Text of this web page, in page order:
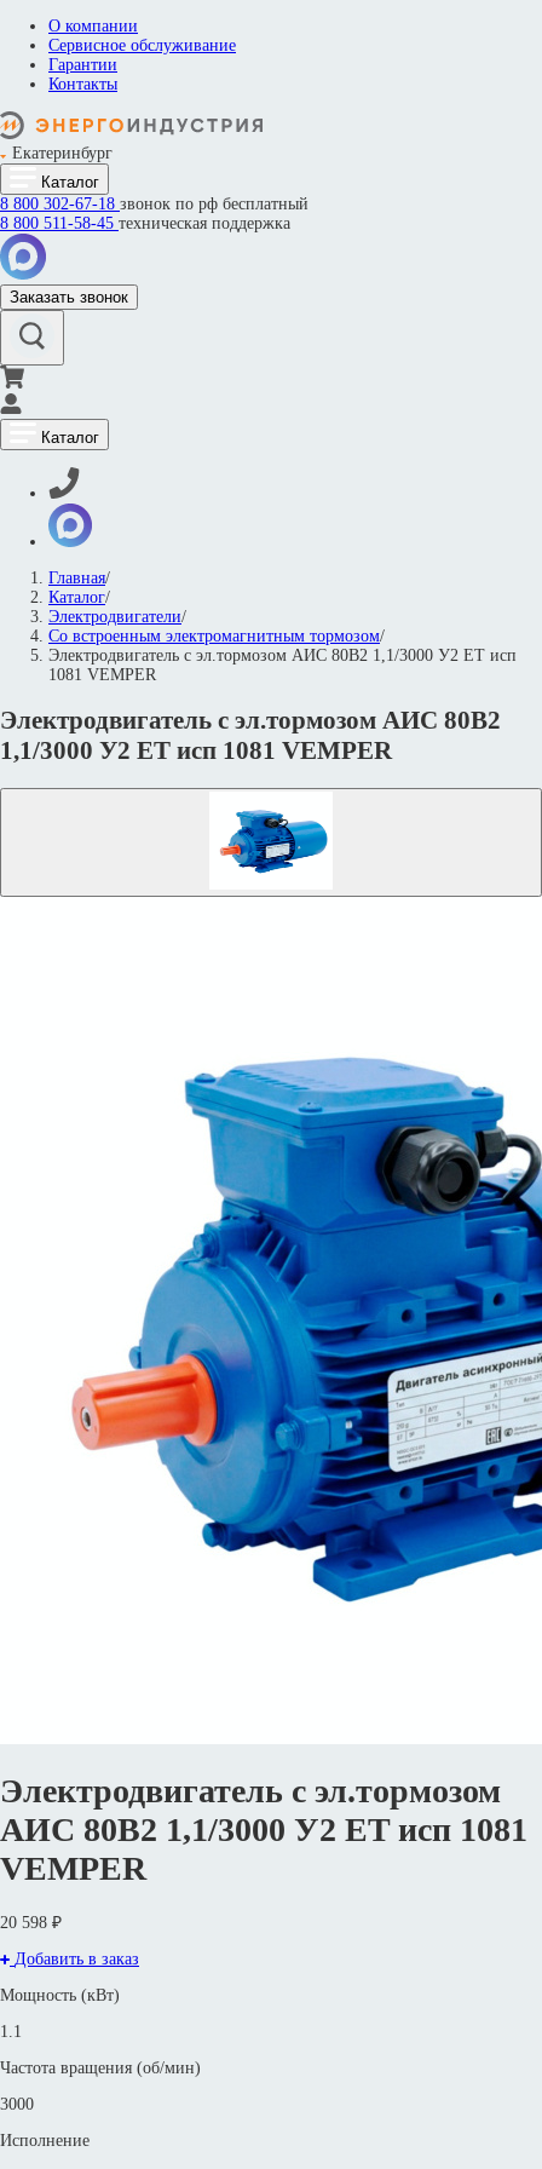
О компании
Сервисное обслуживание
Гарантии
Контакты
Екатеринбург
Каталог
8 800 302-67-18 звонок по рф бесплатный
8 800 511-58-45 техническая поддержка
Заказать звонок
Каталог
Главная/
Каталог/
Электродвигатели/
Со встроенным электромагнитным тормозом/
Электродвигатель с эл.тормозом АИС 80В2 1,1/3000 У2 ET исп
1081 VEMPER
Электродвигатель с эл.тормозом АИС 80В2
1,1/3000 У2 ET исп 1081 VEMPER
Электродвигатель с эл.тормозом
АИС 80В2 1,1/3000 У2 ET исп 1081
VEMPER
20 598 ₽
Добавить в заказ
Мощность (кВт)
1.1
Частота вращения (об/мин)
3000
Исполнение